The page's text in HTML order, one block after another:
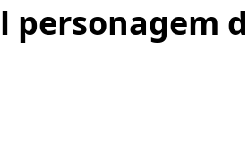
personagem